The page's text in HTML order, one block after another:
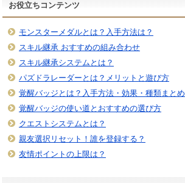
お役立ちコンテンツ
モンスターメダルとは？入手方法は？
スキル継承 おすすめの組み合わせ
スキル継承システムとは？
パズドラレーダーとは？メリットと遊び方
覚醒バッジとは？入手方法・効果・種類まとめ
覚醒バッジの使い道とおすすめの選び方
クエストシステムとは？
親友選択リセット！誰を登録する？
友情ポイントの上限は？